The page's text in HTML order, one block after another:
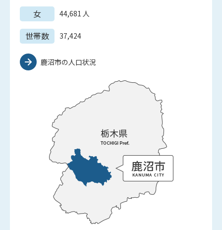
女 44,681 人
世帯数 37,424
鹿沼市の人口状況